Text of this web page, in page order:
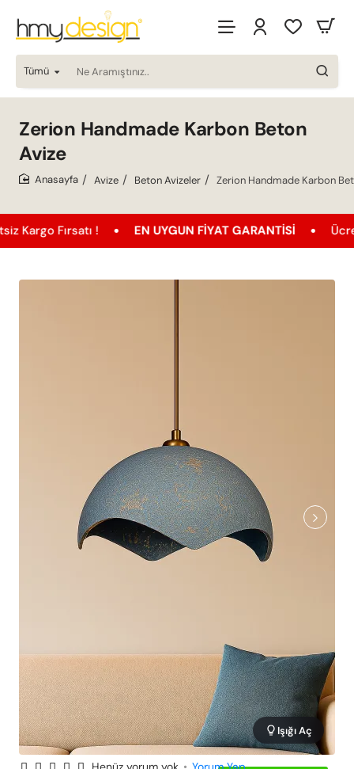
Tümü
Ne
Aramıştınız..
Zerion Handmade Karbon Beton
Avize
Avize Beton Avizeler Zerion Handmade Karbon
Fırsatı ! EN UYGUN FIYAT GARANTISI Ücretsiz
Işığı Aç